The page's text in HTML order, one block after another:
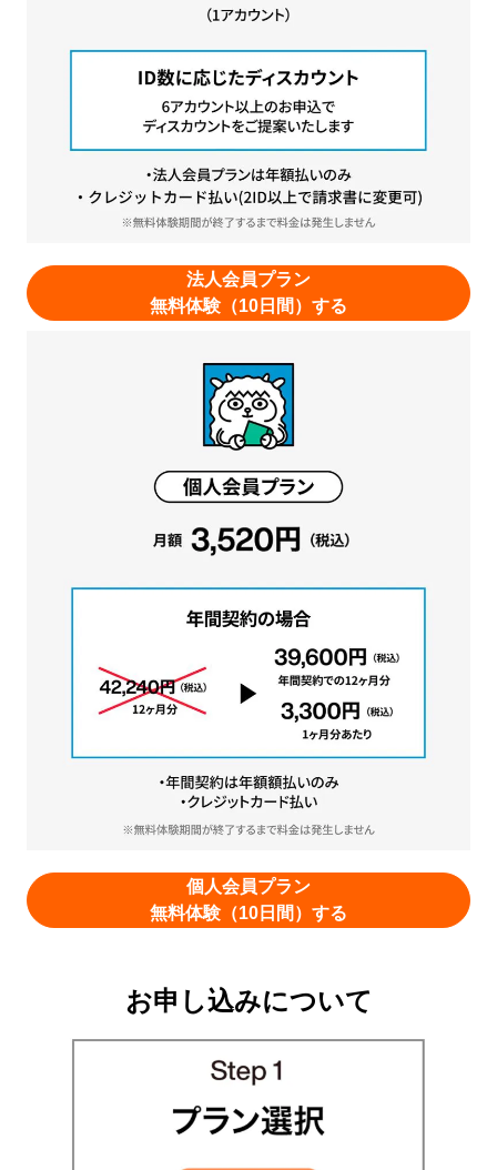
法人会員プラン
無料体験（10日間）する
個人会員プラン
無料体験（10日間）する
お申し込みについて